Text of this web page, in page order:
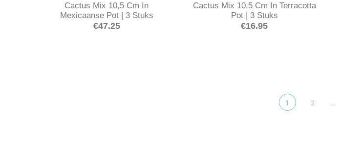
Cactus Mix 10,5 Cm In
Mexicaanse Pot | 3 Stuks
€47.25
Cactus Mix 10,5 Cm In Terracotta
Pot | 3 Stuks
€16.95
1 2 …